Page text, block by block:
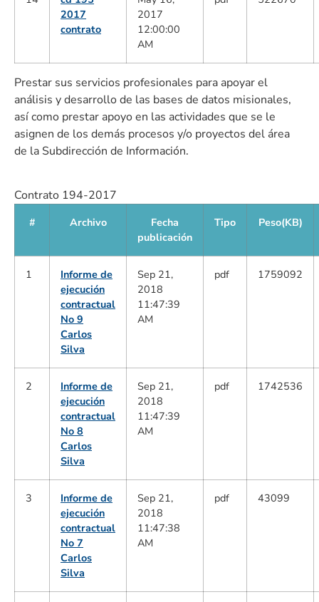
2017
contrato
2017
12:00:00
AM
Prestar sus servicios profesionales para apoyar el
análisis y desarrollo de las bases de datos misionales,
así como prestar apoyo en las actividades que se le
asignen de los demás procesos y/o proyectos del área
de la Subdirección de Información.
Contrato 194-2017
# Archivo
Fecha
publicación
Tipo Peso(KB)
1
Informe de
ejecución
contractual
No 9
Carlos
Silva
Sep 21,
2018
11:47:39
AM
pdf 1759092
2
Informe de
ejecución
contractual
No 8
Carlos
Silva
Sep 21,
2018
11:47:39
AM
pdf 1742536
3
Informe de
ejecución
contractual
No 7
Carlos
Silva
Sep 21,
2018
11:47:38
AM
pdf 43099